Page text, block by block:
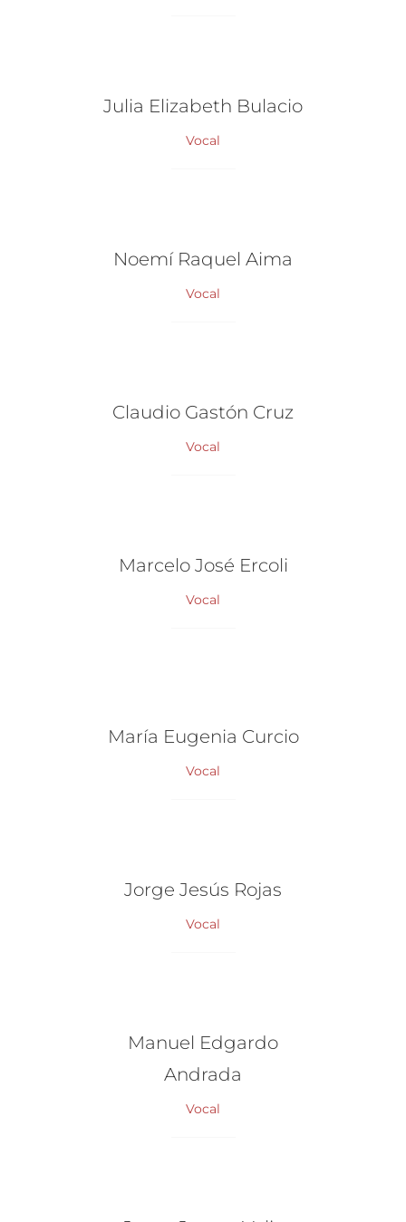
Julia Elizabeth Bulacio
Vocal
Noemí Raquel Aima
Vocal
Claudio Gastón Cruz
Vocal
Marcelo José Ercoli
Vocal
María Eugenia Curcio
Vocal
Jorge Jesús Rojas
Vocal
Manuel Edgardo
Andrada
Vocal